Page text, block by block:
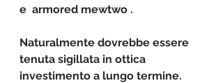
e  armored mewtwo .
Naturalmente dovrebbe essere
tenuta sigillata in ottica
investimento a lungo termine.